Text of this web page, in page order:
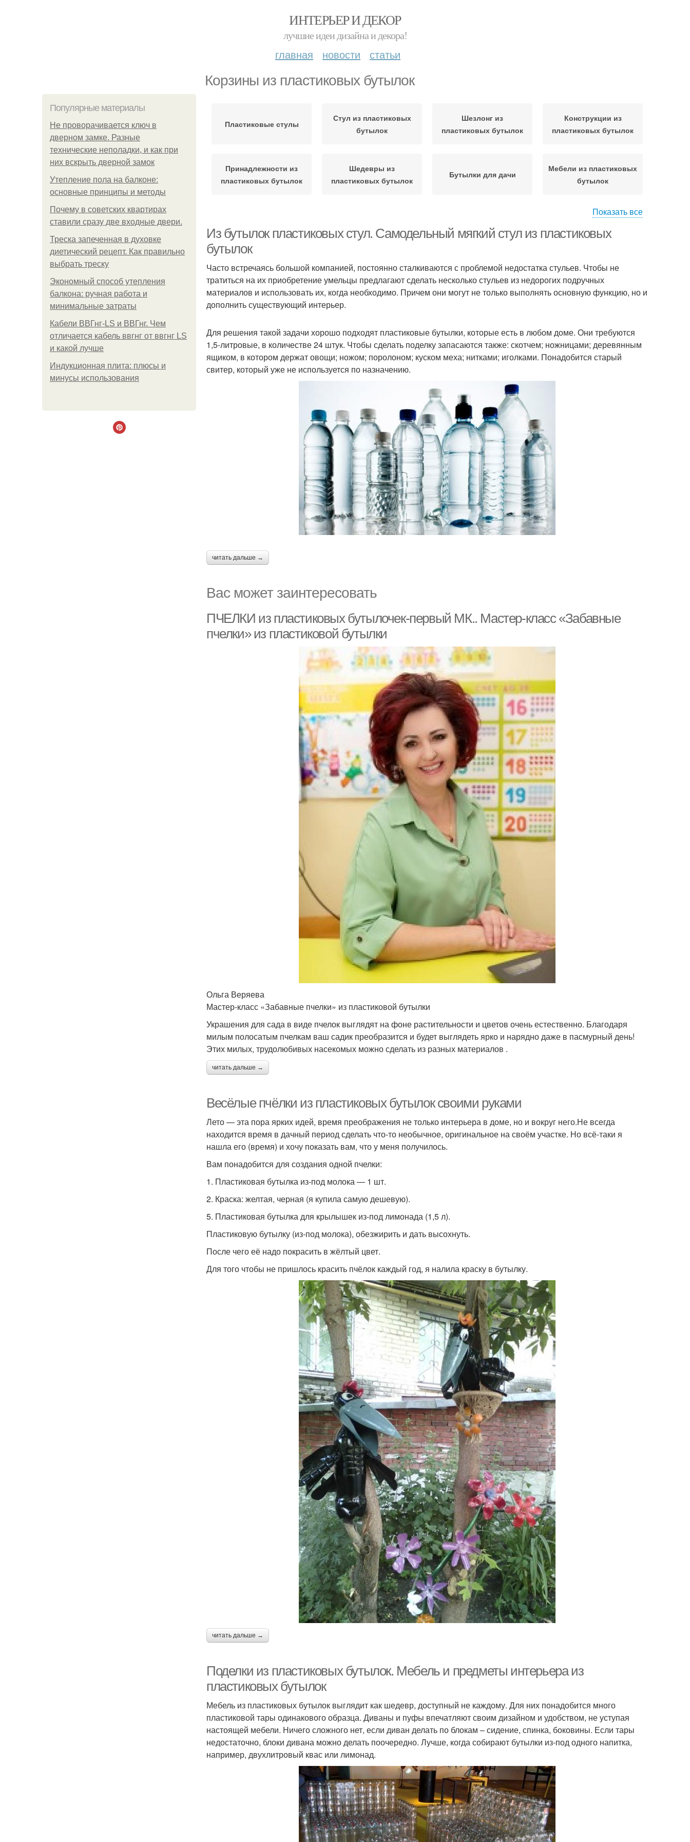
ИНТЕРЬЕР И ДЕКОР
лучшие идеи дизайна и декора!
главная новости статьи
Корзины из пластиковых бутылок
Популярные материалы
Не проворачивается ключ в
дверном замке. Разные
технические неполадки, и как при
них вскрыть дверной замок
Утепление пола на балконе:
основные принципы и методы
Почему в советских квартирах
ставили сразу две входные двери.
Треска запеченная в духовке
диетический рецепт. Как правильно
выбрать треску
Экономный способ утепления
балкона: ручная работа и
минимальные затраты
Кабели ВВГнг-LS и ВВГнг. Чем
отличается кабель ввгнг от ввгнг LS
и какой лучше
Индукционная плита: плюсы и
минусы использования
Пластиковые стулы
Стул из пластиковых
бутылок
Шезлонг из
пластиковых бутылок
Конструкции из
пластиковых бутылок
Принадлежности из
пластиковых бутылок
Шедевры из
пластиковых бутылок
Бутылки для дачи
Мебели из пластиковых
бутылок
Показать все
Из бутылок пластиковых стул. Самодельный мягкий стул из пластиковых
бутылок
Часто встречаясь большой компанией, постоянно сталкиваются с проблемой недостатка стульев. Чтобы не
тратиться на их приобретение умельцы предлагают сделать несколько стульев из недорогих подручных
материалов и использовать их, когда необходимо. Причем они могут не только выполнять основную функцию, но и
дополнить существующий интерьер.
Для решения такой задачи хорошо подходят пластиковые бутылки, которые есть в любом доме. Они требуются
1,5-литровые, в количестве 24 штук. Чтобы сделать поделку запасаются также: скотчем; ножницами; деревянным
ящиком, в котором держат овощи; ножом; поролоном; куском меха; нитками; иголками. Понадобится старый
свитер, который уже не используется по назначению.
читать дальше →
Вас может заинтересовать
ПЧЕЛКИ из пластиковых бутылочек-первый МК.. Мастер-класс «Забавные
пчелки» из пластиковой бутылки
Ольга Веряева
Мастер-класс «Забавные пчелки» из пластиковой бутылки
Украшения для сада в виде пчелок выглядят на фоне растительности и цветов очень естественно. Благодаря
милым полосатым пчелкам ваш садик преобразится и будет выглядеть ярко и нарядно даже в пасмурный день!
Этих милых, трудолюбивых насекомых можно сделать из разных материалов .
читать дальше →
Весёлые пчёлки из пластиковых бутылок своими руками
Лето — эта пора ярких идей, время преображения не только интерьера в доме, но и вокруг него.Не всегда
находится время в дачный период сделать что-то необычное, оригинальное на своём участке. Но всё-таки я
нашла его (время) и хочу показать вам, что у меня получилось.
Вам понадобится для создания одной пчелки:
1. Пластиковая бутылка из-под молока — 1 шт.
2. Краска: желтая, черная (я купила самую дешевую).
5. Пластиковая бутылка для крылышек из-под лимонада (1,5 л).
Пластиковую бутылку (из-под молока), обезжирить и дать высохнуть.
После чего её надо покрасить в жёлтый цвет.
Для того чтобы не пришлось красить пчёлок каждый год, я налила краску в бутылку.
читать дальше →
Поделки из пластиковых бутылок. Мебель и предметы интерьера из
пластиковых бутылок
Мебель из пластиковых бутылок выглядит как шедевр, доступный не каждому. Для них понадобится много
пластиковой тары одинакового образца. Диваны и пуфы впечатляют своим дизайном и удобством, не уступая
настоящей мебели. Ничего сложного нет, если диван делать по блокам – сидение, спинка, боковины. Если тары
недостаточно, блоки дивана можно делать поочередно. Лучше, когда собирают бутылки из-под одного напитка,
например, двухлитровый квас или лимонад.